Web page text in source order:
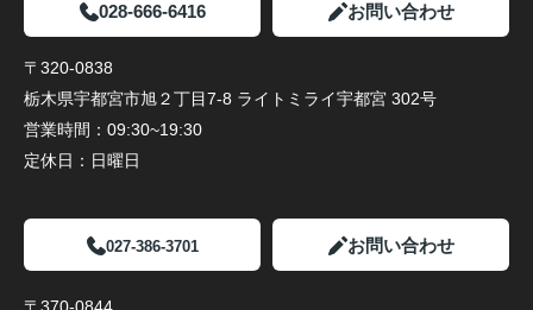
028-666-6416 お問い合わせ
〒320-0838
栃木県宇都宮市旭２丁目7-8 ライトミライ宇都宮 302号
営業時間： 09:30~19:30
定休日： 日曜日
027-386-3701 お問い合わせ